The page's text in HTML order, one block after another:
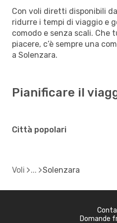
Con voli diretti disponibili
ridurre i tempi di viaggio e
comodo e senza scali. Che
piacere, c’è sempre una
a Solenzara.
Pianificare il
Città popolari
Voli Solenzara
Domande